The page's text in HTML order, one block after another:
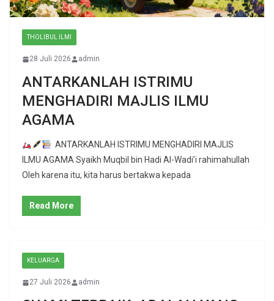
THOLIBUL ILMI
28 Juli 2026 admin
ANTARKANLAH ISTRIMU
MENGHADIRI MAJLIS ILMU
AGAMA
ANTARKANLAH ISTRIMU MENGHADIRI MAJLIS
ILMU AGAMA Syaikh Muqbil bin Hadi Al-Wadi’i rahimahullah
Oleh karena itu, kita harus bertakwa kepada
Read More
KELUARGA
27 Juli 2026 admin